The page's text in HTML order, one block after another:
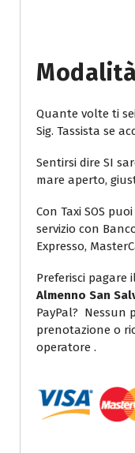
Quante volte ti
Sig. Tassista se
Sentirsi dire SI
mare aperto,
Con Taxi SOS
servizio con
Expresso,
Preferisci pagare
Almenno San
PayPal? Nessun
prenotazione o
operatore .